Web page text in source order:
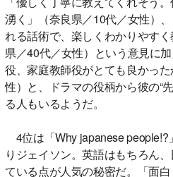
湧く」（奈良県／10代／女性）
れる話術で、楽しくわかりやす
県／40代／女性）という意見に
役、家庭教師役がとても良かっ
性）と、ドラマの役柄から彼の“
る人もいるようだ。
4位は「Why japanese
りジェイソン。英語はもちろん
ている点が人気の秘密だ。「面